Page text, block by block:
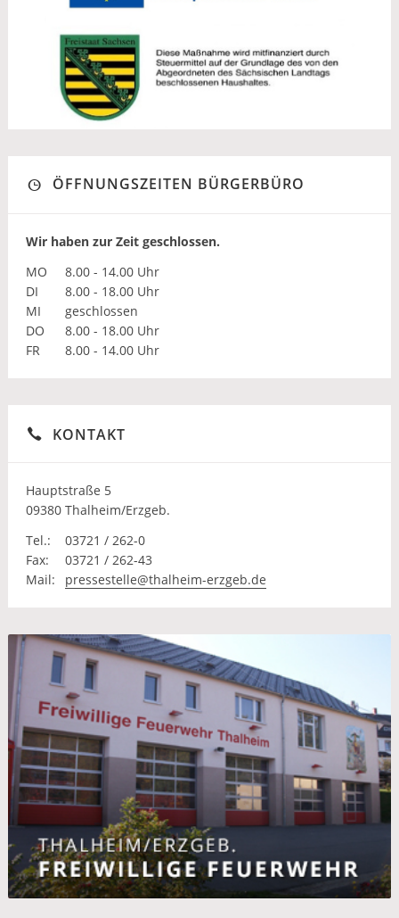
ÖFFNUNGSZEITEN BÜRGERBÜRO
Wir haben zur Zeit geschlossen.
MO
8.00 - 14.00 Uhr
DI
8.00 - 18.00 Uhr
MI
geschlossen
DO
8.00 - 18.00 Uhr
FR
8.00 - 14.00 Uhr
KONTAKT
Hauptstraße 5
09380 Thalheim/Erzgeb.
Tel.:
03721 / 262-0
Fax:
03721 / 262-43
Mail:
pressestelle@thalheim-erzgeb.de